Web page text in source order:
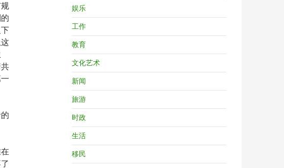
娱乐
工作
教育
文化艺术
新闻
旅游
时政
生活
移民